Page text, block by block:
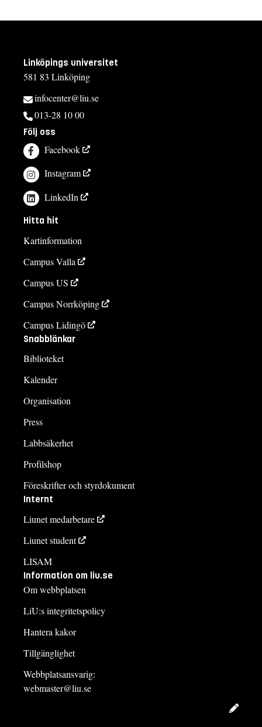
Linköpings universitet
581 83 Linköping
infocenter@liu.se
013-28 10 00
Följ oss
Facebook
Instagram
LinkedIn
Hitta hit
Kartinformation
Campus Valla
Campus US
Campus Norrköping
Campus Lidingö
Snabblänkar
Biblioteket
Kalender
Organisation
Press
Labbsäkerhet
Profilshop
Föreskrifter och styrdokument
Internt
Liunet medarbetare
Liunet student
LISAM
Information om liu.se
Om webbplatsen
LiU:s integritetspolicy
Hantera kakor
Tillgänglighet
Webbplatsansvarig:
webmaster@liu.se